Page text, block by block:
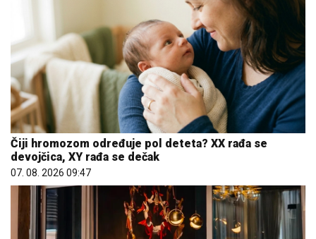
Čiji hromozom određuje pol deteta? XX rađa se
devojčica, XY rađa se dečak
07. 08. 2026 09:47